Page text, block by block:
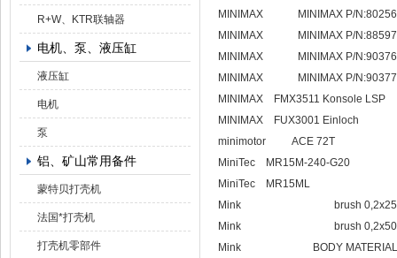
R+W、KTR联轴器
电机、泵、液压缸
液压缸
电机
泵
铝、矿山常用备件
蒙特贝打壳机
法国*打壳机
打壳机零部件
MINIMAX MINIMAX P/
MINIMAX MINIMAX P/
MINIMAX MINIMAX P/
MINIMAX MINIMAX P/
MINIMAX FMX3511 Konsole LSP
MINIMAX FUX3001 Einloch
minimotor ACE 72T
MiniTec MR15M-240-G20
MiniTec MR15ML
Mink brush 0,2x25, with drill
Mink brush 0,2x50; with drill
Mink BODY MATERIAL PVC